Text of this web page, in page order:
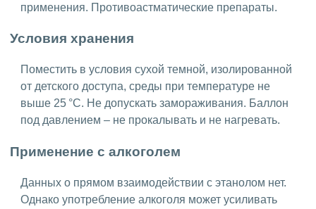
применения. Противоастматические препараты.
Условия хранения
Поместить в условия сухой темной, изолированной
от детского доступа, среды при температуре не
выше 25 °C. Не допускать замораживания. Баллон
под давлением – не прокалывать и не нагревать.
Применение с алкоголем
Данных о прямом взаимодействии с этанолом нет.
Однако употребление алкоголя может усиливать